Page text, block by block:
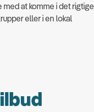
at komme i det rigtige
eller i en lokal